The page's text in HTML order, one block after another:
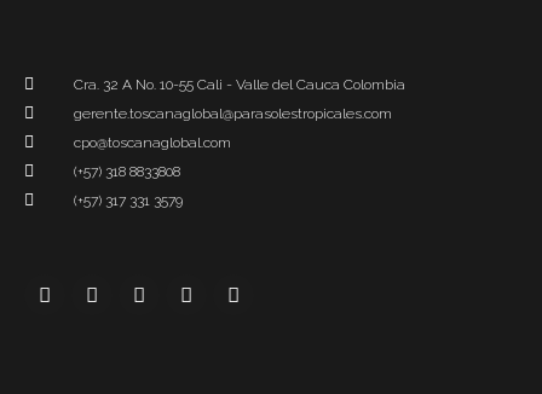
Cra. 32 A No. 10-55 Cali - Valle del Cauca Colombia
gerente.toscanaglobal@parasolestropicales.com
cpo@toscanaglobal.com
(+57) 318 8833808
(+57) 317 331 3579